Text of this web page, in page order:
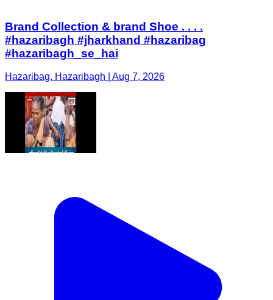
Brand Collection & brand Shoe . . . .
#hazaribagh #jharkhand #hazaribag
#hazaribagh_se_hai
Hazaribag, Hazaribagh | Aug 7, 2026